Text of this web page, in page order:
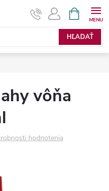
HĽADAŤ
KOŠÍK
vôňa
hodnotenia